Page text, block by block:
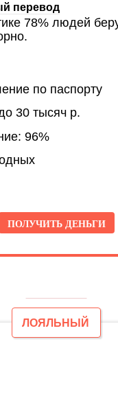
перевод
78% людей
по паспорту
30 тысяч р.
96%
ПОЛУЧИТЬ ДЕНЬГИ
ЛОЯЛЬНЫЙ